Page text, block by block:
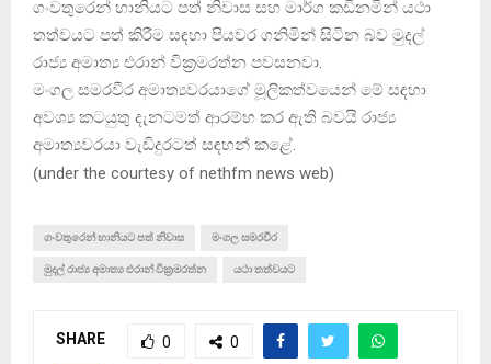
ගංවතුරෙන් හානියට පත් නිවාස සහ මාර්ග කඩිනමින් යථා
තත්වයට පත් කිරීම සඳහා පියවර ගනිමින් සිටින බව මුදල්
රාජ්‍ය අමාත්‍ය එරාන් වික‍්‍රමරත්න පවසනවා.
මංගල සමරවීර අමාත්‍යවරයාගේ මූලිකත්වයෙන් මේ සඳහා
අවශ්‍ය කටයුතු දැනටමත් ආරම්භ කර ඇති බවයි රාජ්‍ය
අමාත්‍යවරයා වැඩිදුරටත් සඳහන් කළේ.
(under the courtesy of nethfm news web)
ගංවතුරෙන් හානියට පත් නිවාස මංගල සමරවීර
මුදල් රාජ්‍ය අමාත්‍ය එරාන් වික‍්‍රමරත්න යථා තත්වයට
SHARE 0 0